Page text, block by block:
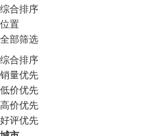
综合排序
位置
全部筛选
综合排序
销量优先
低价优先
高价优先
好评优先